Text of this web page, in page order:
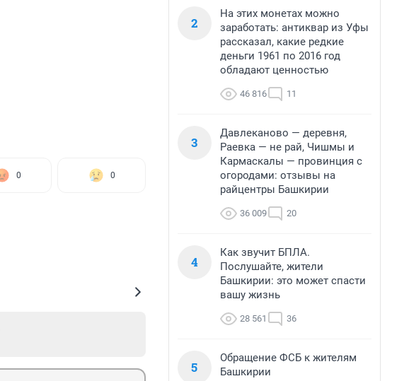
0 0
2
На этих монетах можно
заработать: антиквар из Уфы
рассказал, какие редкие
деньги 1961 по 2016 год
обладают ценностью
46 816 11
3
Давлеканово — деревня,
Раевка — не рай, Чишмы и
Кармаскалы — провинция с
огородами: отзывы на
райцентры Башкирии
36 009 20
4
Как звучит БПЛА.
Послушайте, жители
Башкирии: это может спасти
вашу жизнь
28 561 36
5
Обращение ФСБ к жителям
Башкирии